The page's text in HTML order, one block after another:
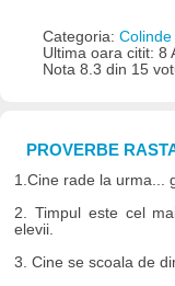
Categoria:
Ultima oara citit: 8
Nota 8.3 din 15
PROVERBE
1.Cine rade la urma...
2. Timpul este cel
elevii.
3. Cine se scoala de